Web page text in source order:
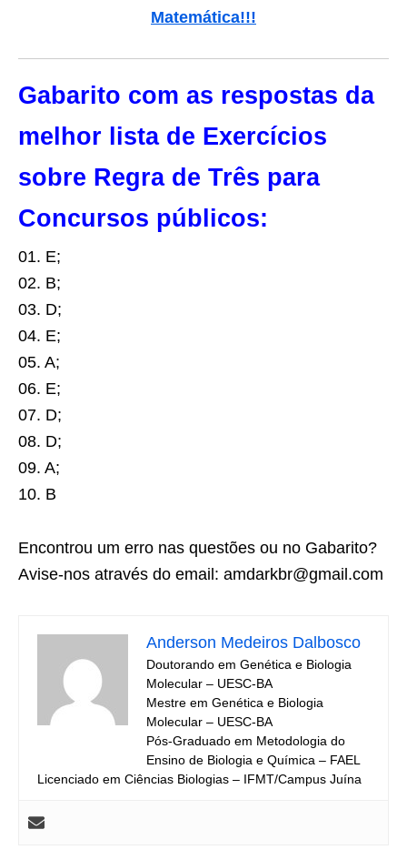
Matemática!!!
Gabarito com as respostas da
melhor lista de Exercícios
sobre Regra de Três para
Concursos públicos:
01. E;
02. B;
03. D;
04. E;
05. A;
06. E;
07. D;
08. D;
09. A;
10. B
Encontrou um erro nas questões ou no Gabarito?
Avise-nos através do email: amdarkbr@gmail.com
Anderson Medeiros Dalbosco
Doutorando em Genética e Biologia
Molecular – UESC-BA
Mestre em Genética e Biologia
Molecular – UESC-BA
Pós-Graduado em Metodologia do
Ensino de Biologia e Química – FAEL
Licenciado em Ciências Biologias – IFMT/Campus Juína